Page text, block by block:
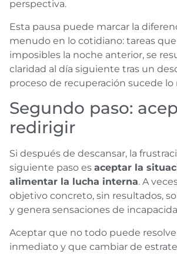
perspectiva.
Esta pausa puede marcar la
menudo en lo cotidiano: tareas
imposibles la noche anterior, se
claridad al día siguiente tras un
proceso de recuperación sucede lo
Segundo paso:
redirigir
Si después de descansar, la
siguiente paso es aceptar la
alimentar la lucha interna. A
objetivo concreto, sin resultados,
y genera sensaciones de
Aceptar que no todo puede
inmediato y que cambiar de